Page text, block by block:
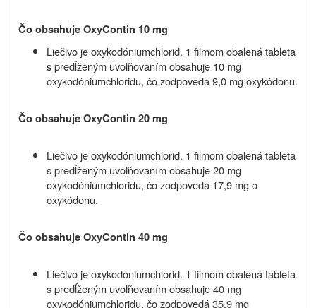
Čo obsahuje OxyContin 10 mg
Liečivo je oxykodóniumchlorid. 1 filmom obalená tableta
s predĺženým uvoľňovaním obsahuje 10 mg
oxykodóniumchloridu, čo zodpovedá 9,0 mg oxykódonu.
Čo obsahuje OxyContin 20 mg
Liečivo je oxykodóniumchlorid. 1 filmom obalená tableta
s predĺženým uvoľňovaním obsahuje 20 mg
oxykodóniumchloridu, čo zodpovedá 17,9 mg o
oxykódonu.
Čo obsahuje OxyContin 40 mg
Liečivo je oxykodóniumchlorid. 1 filmom obalená tableta
s predĺženým uvoľňovaním obsahuje 40 mg
oxykodóniumchloridu, čo zodpovedá 35,9 mg